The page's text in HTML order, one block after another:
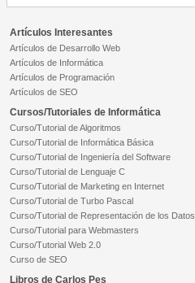
Artículos Interesantes
Artículos de Desarrollo Web
Artículos de Informática
Artículos de Programación
Artículos de SEO
Cursos/Tutoriales de Informática
Curso/Tutorial de Algoritmos
Curso/Tutorial de Informática Básica
Curso/Tutorial de Ingeniería del Software
Curso/Tutorial de Lenguaje C
Curso/Tutorial de Marketing en Internet
Curso/Tutorial de Turbo Pascal
Curso/Tutorial de Representación de los Datos
Curso/Tutorial para Webmasters
Curso/Tutorial Web 2.0
Curso de SEO
Libros de Carlos Pes